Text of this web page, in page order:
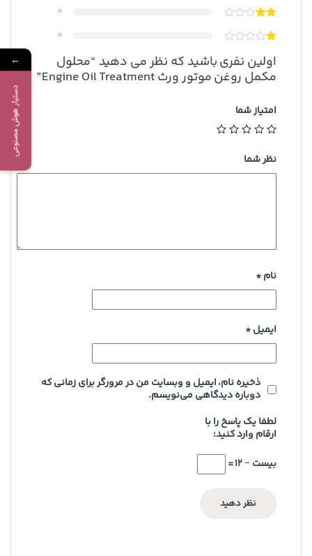
0
0
اولین نفری باشید که نظر می دهید “محلول
مکمل روغن موتور ورث Engine Oil Treatment”
امتیاز شما
نظر شما
نام*
ایمیل*
ذخیره نام، ایمیل و وبسایت من در مرورگر برای زمانی که
دوباره دیدگاهی می‌نویسم.
لطفا یک پاسخ را با
ارقام وارد کنید:
بیست − 12 =
←
دستیار هوش مصنوعی